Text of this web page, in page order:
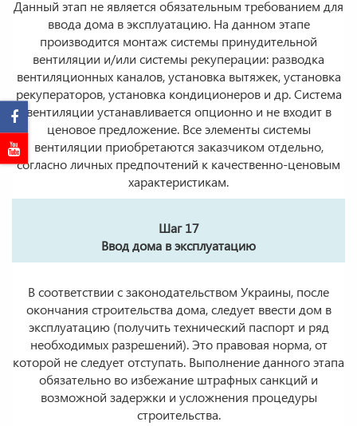
Данный этап не является обязательным требованием для
ввода дома в эксплуатацию. На данном этапе
производится монтаж системы принудительной
вентиляции и/или системы рекуперации: разводка
вентиляционных каналов, установка вытяжек, установка
рекуператоров, установка кондиционеров и др. Система
вентиляции устанавливается опционно и не входит в
ценовое предложение. Все элементы системы
вентиляции приобретаются заказчиком отдельно,
согласно личных предпочтений к качественно-ценовым
характеристикам.
Шаг 17
Ввод дома в эксплуатацию
В соответствии с законодательством Украины, после
окончания строительства дома, следует ввести дом в
эксплуатацию (получить технический паспорт и ряд
необходимых разрешений). Это правовая норма, от
которой не следует отступать. Выполнение данного этапа
обязательно во избежание штрафных санкций и
возможной задержки и усложнения процедуры
строительства.